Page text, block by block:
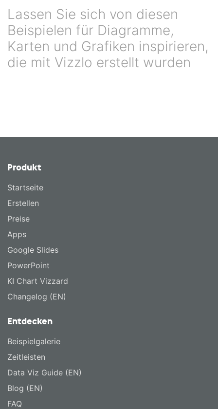
Lassen Sie sich von diesen
Beispielen für Diagramme,
Karten und Grafiken inspirieren,
die mit Vizzlo erstellt wurden
Produkt
Startseite
Erstellen
Preise
Apps
Google Slides
PowerPoint
KI Chart Vizzard
Changelog (EN)
Entdecken
Beispielgalerie
Zeitleisten
Data Viz Guide (EN)
Blog (EN)
FAQ